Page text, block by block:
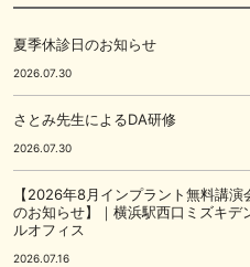
夏季休診日のお知らせ
2026.07.30
さとみ先生によるDA研修
2026.07.30
【2026年8月インプラント無料講演
のお知らせ】｜横浜駅西口ミズキデ
ルオフィス
2026.07.16